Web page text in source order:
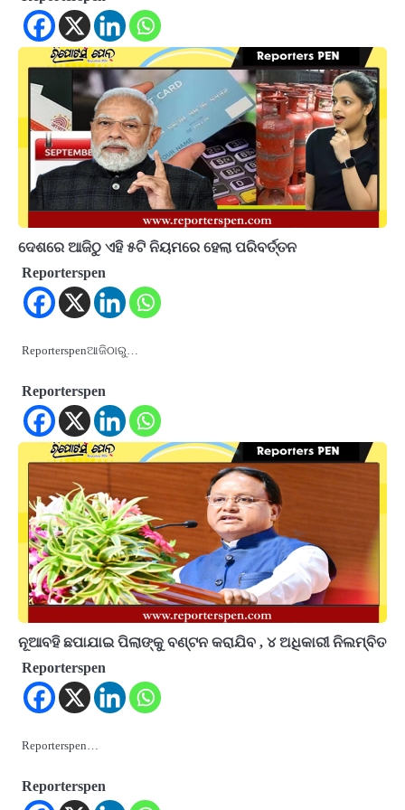
ଦେଶରେ ଆଜିଠୁ ଏହି ୫ଟି ନିୟମରେ ହେଲା ପରିବର୍ତ୍ତନ
Reporterspen
Reporterspenଆଜିଠାରୁ…
Reporterspen
ନୂଆବହି ଛପାଯାଇ ପିଲାଙ୍କୁ ବଣ୍ଟନ କରାଯିବ , ୪ ଅଧିକାରୀ ନିଲମ୍ବିତ
Reporterspen
Reporterspen…
Reporterspen